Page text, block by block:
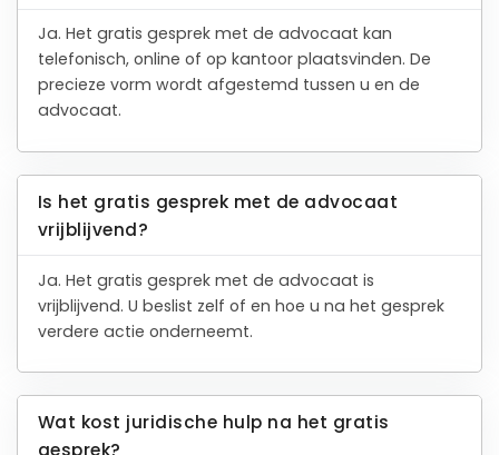
Ja. Het gratis gesprek met de advocaat kan
telefonisch, online of op kantoor plaatsvinden. De
precieze vorm wordt afgestemd tussen u en de
advocaat.
Is het gratis gesprek met de advocaat
vrijblijvend?
Ja. Het gratis gesprek met de advocaat is
vrijblijvend. U beslist zelf of en hoe u na het gesprek
verdere actie onderneemt.
Wat kost juridische hulp na het gratis
gesprek?